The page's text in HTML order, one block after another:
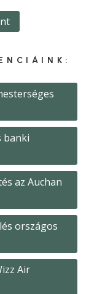
banki
az Auchan
országos
Air